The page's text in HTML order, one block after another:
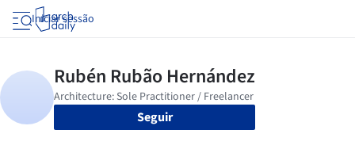
Iniciar sessão
Seguir